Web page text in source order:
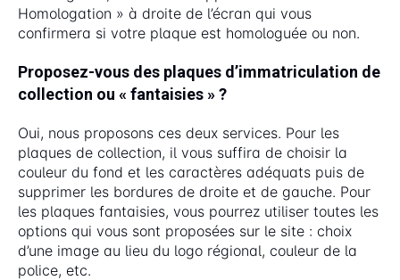
Homologation » à droite de l’écran qui vous
confirmera si votre plaque est homologuée ou non.
Proposez-vous des plaques d’immatriculation de
collection ou « fantaisies » ?
Oui, nous proposons ces deux services. Pour les
plaques de collection, il vous suffira de choisir la
couleur du fond et les caractères adéquats puis de
supprimer les bordures de droite et de gauche. Pour
les plaques fantaisies, vous pourrez utiliser toutes les
options qui vous sont proposées sur le site : choix
d’une image au lieu du logo régional, couleur de la
police, etc.